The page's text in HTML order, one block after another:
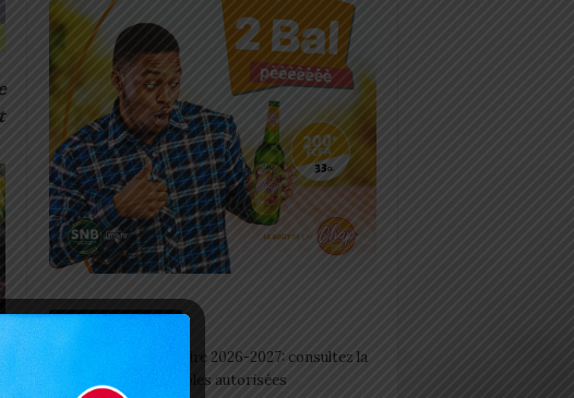
Articles récents
Togo/ Rentrée scolaire 2026-2027: consultez la
liste officielle des écoles autorisées